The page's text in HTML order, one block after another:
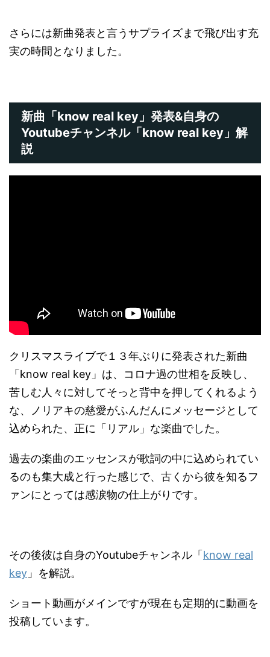
さらには新曲発表と言うサプライズまで飛び出す充
実の時間となりました。
新曲「know real key」発表&自身の
Youtubeチャンネル「know real key」解
説
クリスマスライブで１３年ぶりに発表された新曲
「know real key」は、コロナ過の世相を反映し、
苦しむ人々に対してそっと背中を押してくれるよう
な、ノリアキの慈愛がふんだんにメッセージとして
込められた、正に「リアル」な楽曲でした。
過去の楽曲のエッセンスが歌詞の中に込められてい
るのも集大成と行った感じで、古くから彼を知るフ
ァンにとっては感涙物の仕上がりです。
その後彼は自身のYoutubeチャンネル「 know real
key 」を解説。
ショート動画がメインですが現在も定期的に動画を
投稿しています。